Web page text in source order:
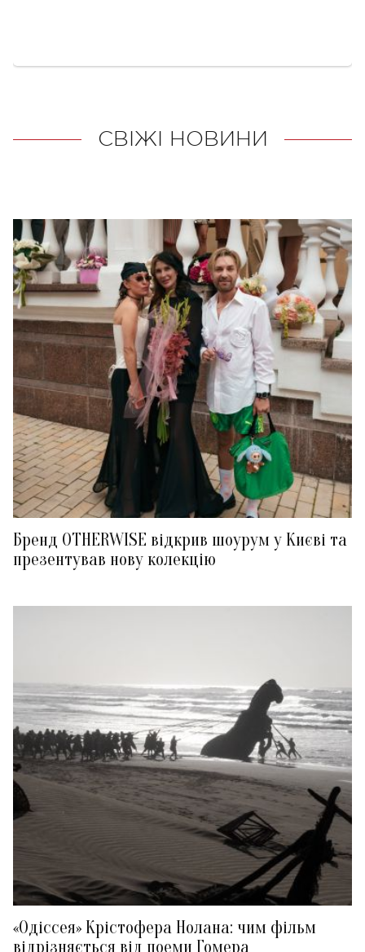
СВІЖІ НОВИНИ
Бренд OTHERWISE відкрив шоурум у Києві та
презентував нову колекцію
«Одіссея» Крістофера Нолана: чим фільм
відрізняється від поеми Гомера